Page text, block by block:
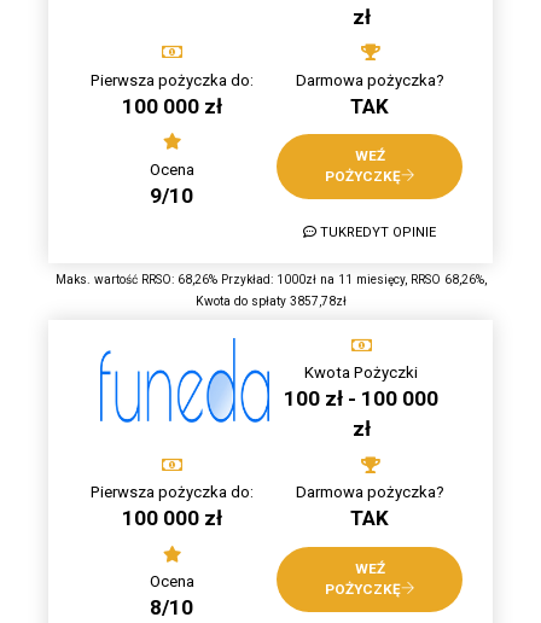
zł
Pierwsza pożyczka do:
100 000 zł
Darmowa pożyczka?
TAK
Ocena
9/10
WEŹ
POŻYCZKĘ
TUKREDYT OPINIE
Maks. wartość RRSO: 68,26% Przykład: 1000zł na 11 miesięcy, RRSO 68,26%,
Kwota do spłaty 3857,78zł
Kwota Pożyczki
100 zł - 100 000
zł
Pierwsza pożyczka do:
100 000 zł
Darmowa pożyczka?
TAK
Ocena
8/10
WEŹ
POŻYCZKĘ